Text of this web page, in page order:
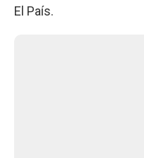
El País.